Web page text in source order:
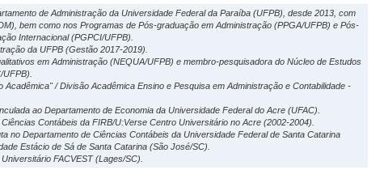
de Administração da Universidade Federal da Paraíba (UFPB), desde 2013, com
bem como nos Programas de Pós-graduação em Administração (PPGA/UFPB) e Pós-
Internacional (PGPCI/UFPB).
da UFPB (Gestão 2017-2019).
em Administração (NEQUA/UFPB) e membro-pesquisadora do Núcleo de Estudos
/ Divisão Acadêmica Ensino e Pesquisa em Administração e Contabilidade -
ao Departamento de Economia da Universidade Federal do Acre (UFAC).
Contábeis da FIRB/U:Verse Centro Universitário no Acre (2002-2004).
no Departamento de Ciências Contábeis da Universidade Federal de Santa Catarina
Estácio de Sá de Santa Catarina (São José/SC).
FACVEST (Lages/SC).